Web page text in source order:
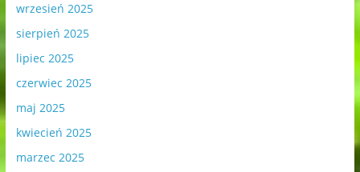
wrzesień 2025
sierpień 2025
lipiec 2025
czerwiec 2025
maj 2025
kwiecień 2025
marzec 2025